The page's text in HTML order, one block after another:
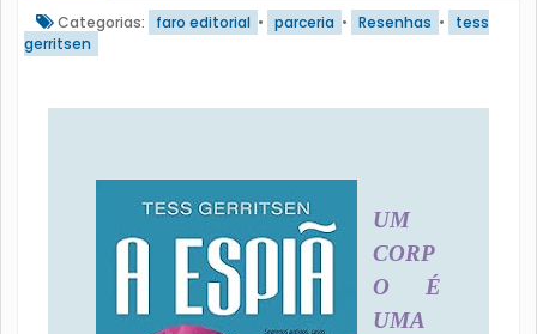
Categorias: faro editorial • parceria • Resenhas •
tess
gerritsen
UM
CORP
O É
UMA